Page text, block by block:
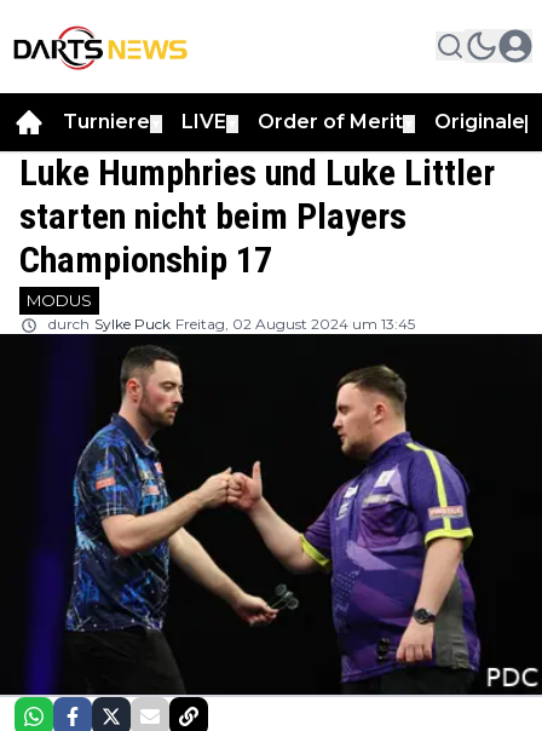
Turniere LIVE Order of Merit Originale
Luke Humphries und Luke Littler
starten nicht beim Players
Championship 17
MODUS
durch Sylke Puck Freitag, 02 August 2024 um 13:45